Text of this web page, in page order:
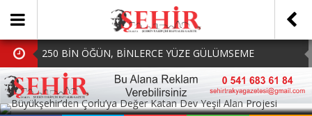
250 BİN ÖĞÜN, BİNLERCE YÜZE GÜLÜMSEME
BAŞKAN MÜGE YILDIZ TOPAK: ‘SOSYAL
BELEDİYECİLİKTE HİÇBİR HEMŞERİMİZİ YALNIZ
MHP Çorlu İlçe Teşkilatında Yeni Dönem Başladı:
SOSYAL MEDYADA PAYLAŞ